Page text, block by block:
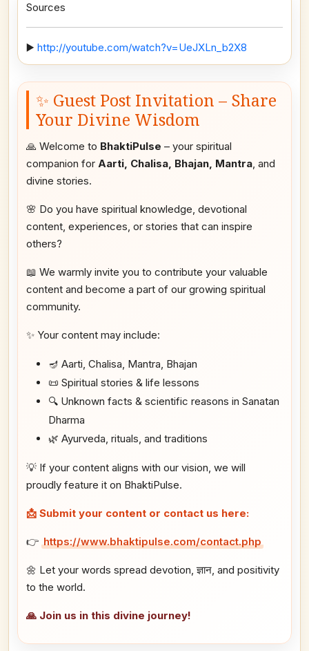
Sources
▶️ http://youtube.com/watch?v=UeJXLn_b2X8
✨ Guest Post Invitation – Share
Your Divine Wisdom
🙏 Welcome to BhaktiPulse – your spiritual
companion for Aarti, Chalisa, Bhajan, Mantra, and
divine stories.
🌸 Do you have spiritual knowledge, devotional
content, experiences, or stories that can inspire
others?
📖 We warmly invite you to contribute your valuable
content and become a part of our growing spiritual
community.
✨ Your content may include:
🪔 Aarti, Chalisa, Mantra, Bhajan
📜 Spiritual stories & life lessons
🔍 Unknown facts & scientific reasons in Sanatan
Dharma
🌿 Ayurveda, rituals, and traditions
💡 If your content aligns with our vision, we will
proudly feature it on BhaktiPulse.
📩 Submit your content or contact us here:
👉 https://www.bhaktipulse.com/contact.php
🌼 Let your words spread devotion, ज्ञान, and positivity
to the world.
🙏 Join us in this divine journey!